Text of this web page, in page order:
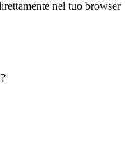
nel tuo browser